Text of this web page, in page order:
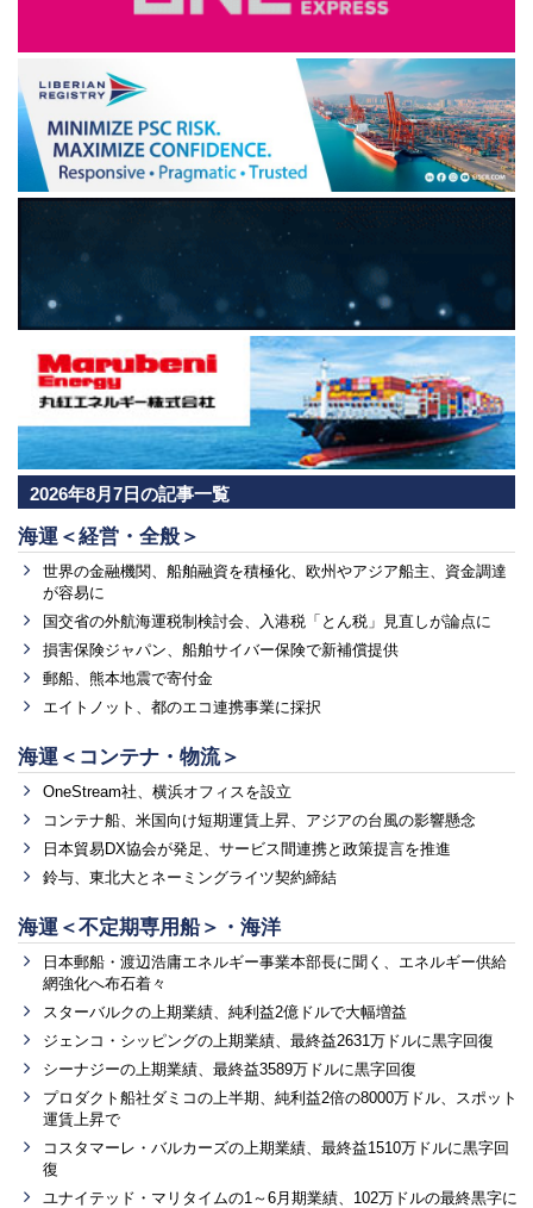
2026年8月7日の記事一覧
海運＜経営・全般＞
世界の金融機関、船舶融資を積極化、欧州やアジア船主、資金調達
が容易に
国交省の外航海運税制検討会、入港税「とん税」見直しが論点に
損害保険ジャパン、船舶サイバー保険で新補償提供
郵船、熊本地震で寄付金
エイトノット、都のエコ連携事業に採択
海運＜コンテナ・物流＞
OneStream社、横浜オフィスを設立
コンテナ船、米国向け短期運賃上昇、アジアの台風の影響懸念
日本貿易DX協会が発足、サービス間連携と政策提言を推進
鈴与、東北大とネーミングライツ契約締結
海運＜不定期専用船＞・海洋
日本郵船・渡辺浩庸エネルギー事業本部長に聞く、エネルギー供給
網強化へ布石着々
スターバルクの上期業績、純利益2億ドルで大幅増益
ジェンコ・シッピングの上期業績、最終益2631万ドルに黒字回復
シーナジーの上期業績、最終益3589万ドルに黒字回復
プロダクト船社ダミコの上半期、純利益2倍の8000万ドル、スポット
運賃上昇で
コスタマーレ・バルカーズの上期業績、最終益1510万ドルに黒字回
復
ユナイテッド・マリタイムの1～6月期業績、102万ドルの最終黒字に